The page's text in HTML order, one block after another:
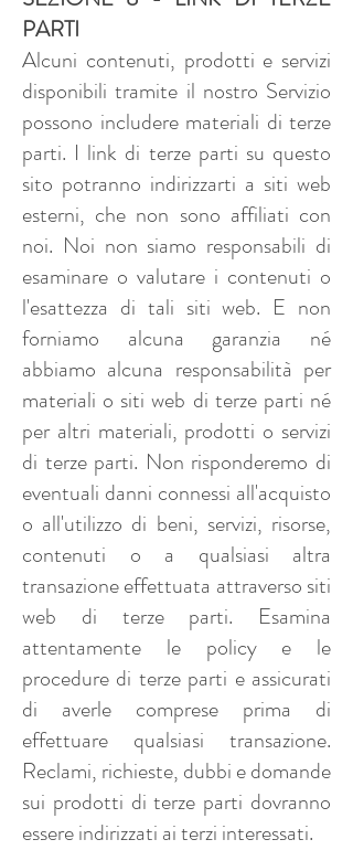
PARTI
Alcuni contenuti, prodotti e servizi
disponibili tramite il nostro Servizio
possono includere materiali di terze
parti. I link di terze parti su questo
sito potranno indirizzarti a siti web
esterni, che non sono affiliati con
noi. Noi non siamo responsabili di
esaminare o valutare i contenuti o
l'esattezza di tali siti web. E non
forniamo alcuna garanzia né
abbiamo alcuna responsabilità per
materiali o siti web di terze parti né
per altri materiali, prodotti o servizi
di terze parti. Non risponderemo di
eventuali danni connessi all'acquisto
o all'utilizzo di beni, servizi, risorse,
contenuti o a qualsiasi altra
transazione effettuata attraverso siti
web di terze parti. Esamina
attentamente le policy e le
procedure di terze parti e assicurati
di averle comprese prima di
effettuare qualsiasi transazione.
Reclami, richieste, dubbi e domande
sui prodotti di terze parti dovranno
essere indirizzati ai terzi interessati.